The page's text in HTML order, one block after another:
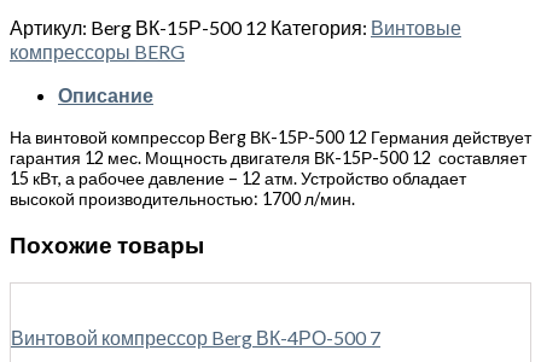
Артикул: Berg ВК-15Р-500 12 Категория: Винтовые
компрессоры BERG
Описание
На винтовой компрессор Berg ВК-15Р-500 12 Германия действует
гарантия 12 мес. Мощность двигателя ВК-15Р-500 12 составляет
15 кВт, а рабочее давление – 12 атм. Устройство обладает
высокой производительностью: 1700 л/мин.
Похожие товары
Винтовой компрессор Berg ВК-4РО-500 7